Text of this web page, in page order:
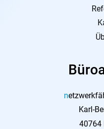
n
Karl-
40764